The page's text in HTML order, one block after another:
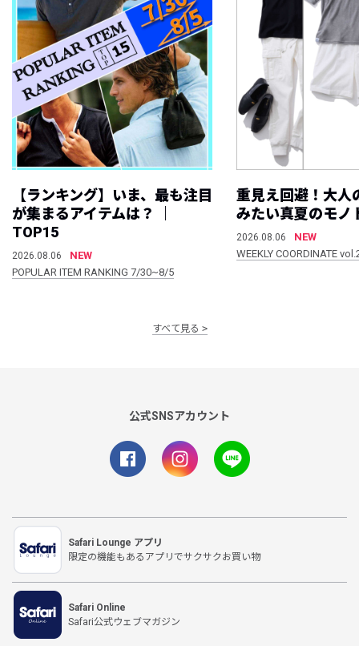
【ランキング】いま、最も注目
が集まるアイテムは？ ｜
TOP15
2026.08.06
NEW
POPULAR ITEM RANKING 7/30~8/5
重見え回避！大人
みたい真夏のモノ
2026.08.06
NEW
WEEKLY COORDINATE
すべて見る
公式SNSアカウント
Safari Lounge アプリ
限定の機能もあるアプリでサクサクお買い物
Safari Online
Safari公式ウェブマガジン